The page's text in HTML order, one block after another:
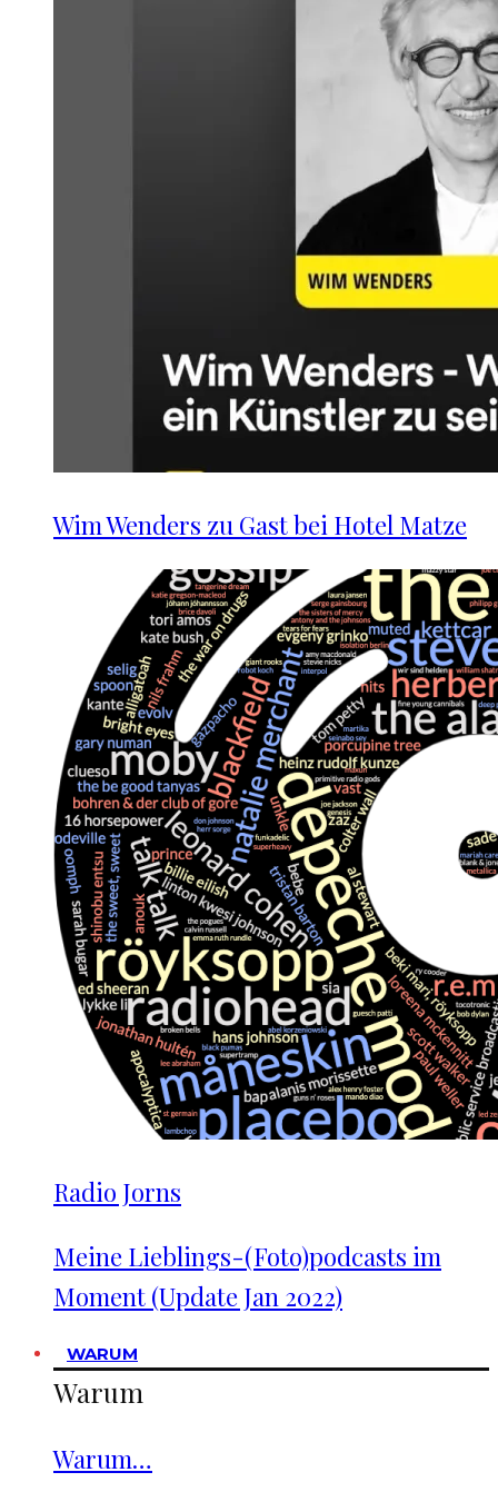
Wim Wenders zu Gast bei Hotel Matze
Radio Jorns
Meine Lieblings-(Foto)podcasts im
Moment (Update Jan 2022)
WARUM
Warum
Warum…